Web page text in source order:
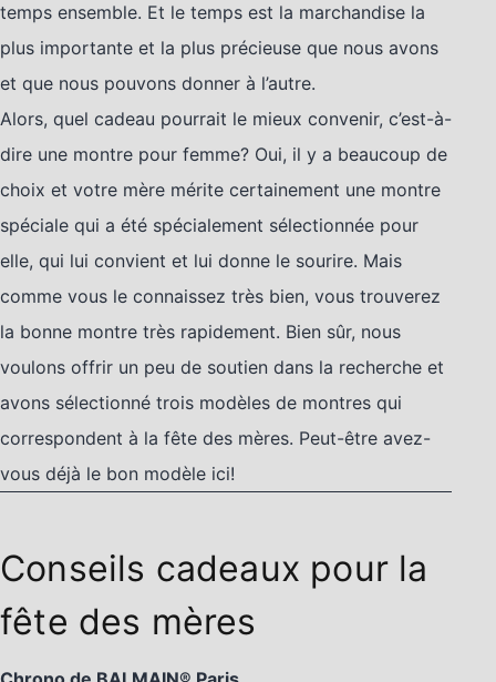
temps ensemble. Et le temps est la marchandise la
plus importante et la plus précieuse que nous avons
et que nous pouvons donner à l’autre.
Alors, quel cadeau pourrait le mieux convenir, c’est-à-
dire une montre pour femme? Oui, il y a beaucoup de
choix et votre mère mérite certainement une montre
spéciale qui a été spécialement sélectionnée pour
elle, qui lui convient et lui donne le sourire. Mais
comme vous le connaissez très bien, vous trouverez
la bonne montre très rapidement. Bien sûr, nous
voulons offrir un peu de soutien dans la recherche et
avons sélectionné trois modèles de montres qui
correspondent à la fête des mères. Peut-être avez-
vous déjà le bon modèle ici!
Conseils cadeaux pour la
fête des mères